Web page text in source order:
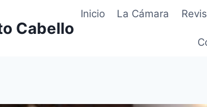
Cabello
Inicio La Cámara